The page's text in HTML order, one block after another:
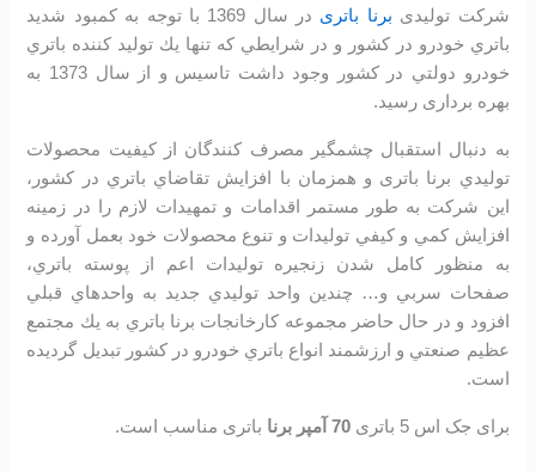
شرکت تولیدی برنا باتری
در سال 1369 با توجه به كمبود شديد
باتري خودرو در كشور و در شرايطي كه تنها يك توليد كننده باتري
خودرو دولتي در كشور وجود داشت تاسیس و از سال 1373 به
بهره برداری رسید.
به دنبال استقبال چشمگير مصرف كنندگان از كيفيت محصولات
توليدي برنا باتری و همزمان با افزايش تقاضاي باتري در كشور،
اين شرکت به طور مستمر اقدامات و تمهيدات لازم را در زمينه
افزايش كمي و كيفي توليدات و تنوع محصولات خود بعمل آورده و
به منظور كامل شدن زنجيره توليدات اعم از پوسته باتري،
صفحات سربي و… چندين واحد توليدي جديد به واحدهاي قبلي
افزود و در حال حاضر مجموعه كارخانجات برنا باتري به يك مجتمع
عظيم صنعتي و ارزشمند انواع باتري خودرو در کشور تبديل گرديده
است.
برای جک اس 5 باتری 70 آمپر برنا باتری مناسب است.